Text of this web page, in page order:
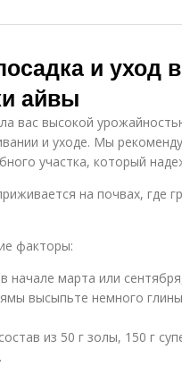
и уход
айвы
вас высокой
и уходе. Мы
участка, который
на почвах, где
факторы:
начале марта или
высыпьте немного
из 50 г золы, 150 г